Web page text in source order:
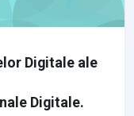
Digitale ale
Digitale.